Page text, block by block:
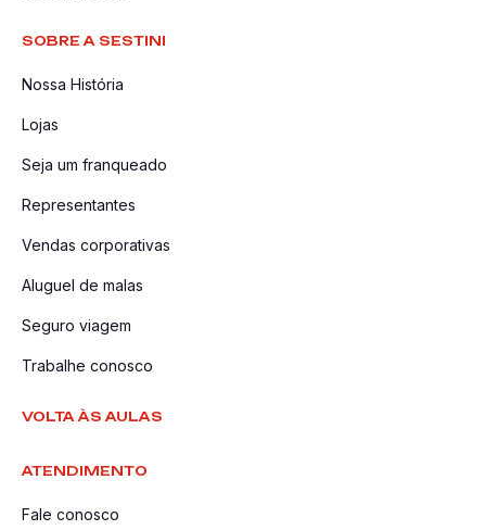
SOBRE A SESTINI
Nossa História
Lojas
Seja um franqueado
Representantes
Vendas corporativas
Aluguel de malas
Seguro viagem
Trabalhe conosco
VOLTA ÀS AULAS
ATENDIMENTO
Fale conosco